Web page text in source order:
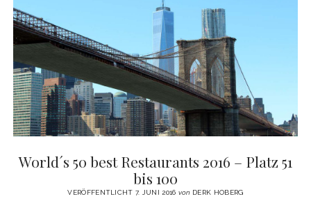
TRIFFT
STREET
FOOD
World´s 50 best Restaurants 2016 – Platz 51
bis 100
VERÖFFENTLICHT 7. JUNI 2016 von DERK HOBERG